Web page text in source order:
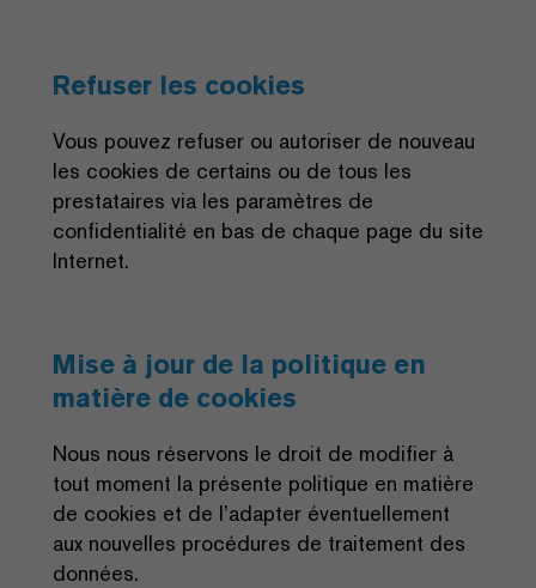
Refuser les cookies
Vous pouvez refuser ou autoriser de nouveau
les cookies de certains ou de tous les
prestataires via les paramètres de
confidentialité en bas de chaque page du site
Internet.
Mise à jour de la politique en
matière de cookies
Nous nous réservons le droit de modifier à
tout moment la présente politique en matière
de cookies et de l’adapter éventuellement
aux nouvelles procédures de traitement des
données.